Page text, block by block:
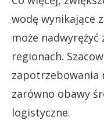
wodę wynikające
może
regionach.
zapotrzebowania
zarówno obawy
logistyczne.